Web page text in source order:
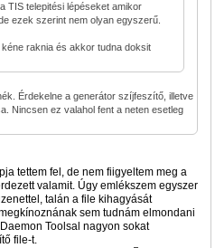
TIS telepitési lépéseket amikor
ezek szerint nem olyan egyszerű.
raknia és akkor tudna doksit
Érdekelne a generátor szíjfeszítő, illetve
Nincsen ez valahol fent a neten esetleg
tettem fel, de nem fiigyeltem meg a
valamit. Úgy emlékszem egyszer
talán a file kihagyását
sem tudnám elmondani
Toolsal nagyon sokat
file-t.